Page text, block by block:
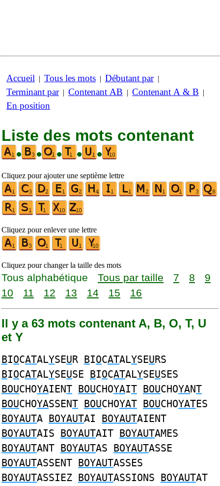
Accueil | Tous les mots | Débutant par|
Terminant par| Contenant AB | Contenant A & B |
En position
Liste des mots contenant
•
• • • •
Cliquez pour ajouter une septième lettre
Cliquez pour enlever une lettre
Cliquez pour changer la taille des mots
Tous alphabétique Tous par taille 7 8
9
10
11 12 13 14 15 16
Il y a 63 mots contenant A, B, O, T, U
et Y
BIOCATALYSEUR BIOCATALYSEURS
BIOCATALYSEUSE BIOCATALYSEUSES
BOUCHOYAIENT BOUCHOYAIT BOUCHOYANT
BOUCHOYASSENT BOUCHOYAT BOUCHOYATES
BOYAUTA BOYAUTAI BOYAUTAIENT
BOYAUTAIS BOYAUTAIT BOYAUTAMES
BOYAUTANT BOYAUTAS BOYAUTASSE
BOYAUTASSENT BOYAUTASSES
BOYAUTASSIEZ BOYAUTASSIONS BOYAUTAT